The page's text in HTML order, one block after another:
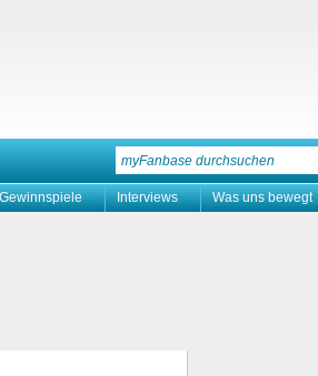
Gewinnspiele Interviews Was uns bewegt